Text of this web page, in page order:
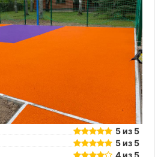
5 из 5
5 из 5